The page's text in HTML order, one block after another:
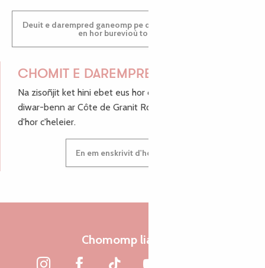
Deuit e darempred ganeomp pe deuit da welet ac'hanomp
en hor burevioù touristerezh
CHOMIT E DAREMPRED !
Na zisoñjit ket hini ebet eus hor c'hinnigoù mat ha keleier
diwar-benn ar Côte de Granit Rose, enskrivit hoc'h anv
d'hor c'heleier.
En em enskrivit d'hor c'heleier
Chomomp liammet